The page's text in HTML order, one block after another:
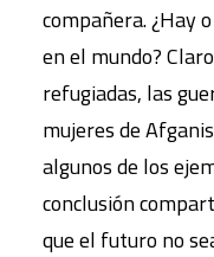
compañera. ¿Hay
en el mundo?
refugiadas, las
mujeres de
algunos de los
conclusión
que el futuro no